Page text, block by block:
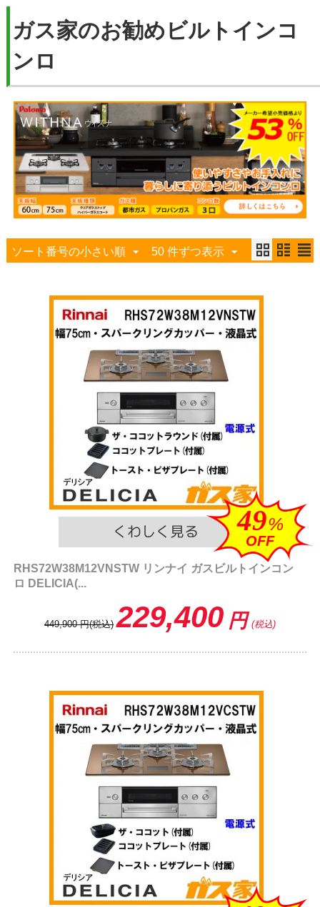
ガス家のお勧めビルトインコ
ンロ
ソート番号の小さい順 50 件ずつ表示
49%
OFF
RHS72W38M12VNSTW リンナイ ガスビルトインコン
ロ DELICIA(...
449,900 円(税込) 229,400 円 (税込)